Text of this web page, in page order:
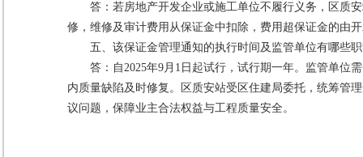
答：若房地产开发企业或施工单位不履行义务，区质
修，维修及审计费用从保证金中扣除，费用超保证金的由
五、该保证金管理通知的执行时间及监管单位有哪些
答：自2025年9月1日起试行，试行期一年。监管单位
内质量缺陷及时修复。区质安站受区住建局委托，统筹管
议问题，保障业主合法权益与工程质量安全。